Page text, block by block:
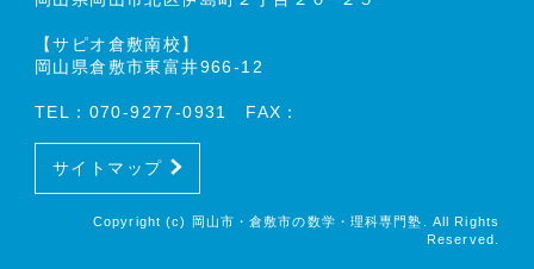
【サピオ倉敷南校】
岡山県倉敷市東富井966-12
TEL：070-9277-0931 FAX：
サイトマップ
Copyright (c) 岡山市・倉敷市の数学・理科専門塾. All Rights
Reserved.